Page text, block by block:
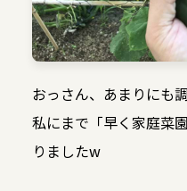
おっさん、あまりにも
私にまで「早く家庭菜
りましたw